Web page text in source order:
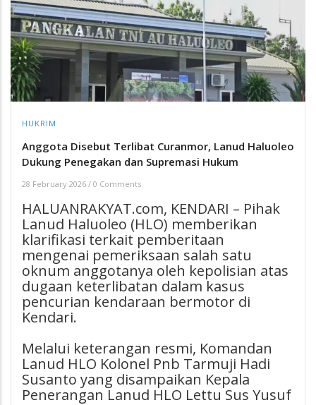
HUKRIM
Anggota Disebut Terlibat Curanmor, Lanud Haluoleo
Dukung Penegakan dan Supremasi Hukum
28 February 2026 / 0 Comments
HALUANRAKYAT.com, KENDARI – Pihak
Lanud Haluoleo (HLO) memberikan
klarifikasi terkait pemberitaan
mengenai pemeriksaan salah satu
oknum anggotanya oleh kepolisian atas
dugaan keterlibatan dalam kasus
pencurian kendaraan bermotor di
Kendari.
Melalui keterangan resmi, Komandan
Lanud HLO Kolonel Pnb Tarmuji Hadi
Susanto yang disampaikan Kepala
Penerangan Lanud HLO Lettu Sus Yusuf